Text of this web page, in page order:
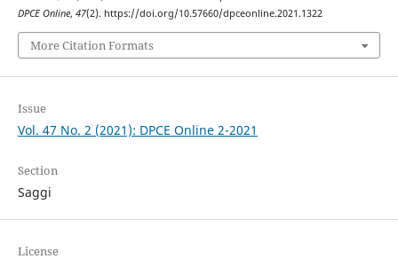
DPCE Online, 47(2). https://doi.org/10.57660/dpceonline.2021.1322
More Citation Formats
Issue
Vol. 47 No. 2 (2021): DPCE Online 2-2021
Section
Saggi
License